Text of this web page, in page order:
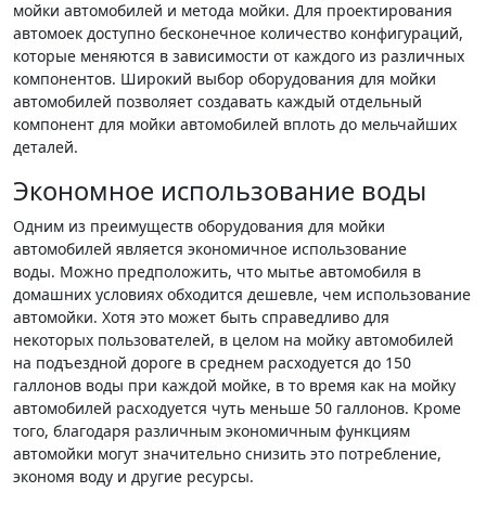
мойки автомобилей и метода мойки. Для проектирования
автомоек доступно бесконечное количество конфигураций,
которые меняются в зависимости от каждого из различных
компонентов. Широкий выбор оборудования для мойки
автомобилей позволяет создавать каждый отдельный
компонент для мойки автомобилей вплоть до мельчайших
деталей.
Экономное использование воды
Одним из преимуществ оборудования для мойки
автомобилей является экономичное использование
воды. Можно предположить, что мытье автомобиля в
домашних условиях обходится дешевле, чем использование
автомойки. Хотя это может быть справедливо для
некоторых пользователей, в целом на мойку автомобилей
на подъездной дороге в среднем расходуется до 150
галлонов воды при каждой мойке, в то время как на мойку
автомобилей расходуется чуть меньше 50 галлонов. Кроме
того, благодаря различным экономичным функциям
автомойки могут значительно снизить это потребление,
экономя воду и другие ресурсы.